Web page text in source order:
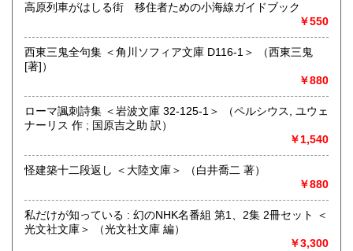
追分コロニーは「豊かな暮らし」をテーマにした「村の古本
屋」です。人が精神的に豊かな生活を送るための 様々な遊び
的「衣・食・住、アート、音楽、旅、 趣味、健康、文芸、経
済、社会、哲学、政治」 等の幅広いテーマを扱います。
「日本の古本屋」で販売している古本は、隣りの「文化磁場
油や」で一部展示販売も春～秋にしています、堀辰雄、立原
道造、加藤周一などのゆかりの土地柄です。信州にお越しの
沿線名：しなの鉄道
営業時間：12:00〜17:00
定休日：火・水曜日(夏季:毎日営業、冬季:天気次第)
高原列車がはしる街 移住者ための小海線ガイドブック
￥550
西東三鬼全句集 ＜角川ソフィア文庫 D116-1＞ （西東三鬼
[著]）
￥880
ローマ諷刺詩集 ＜岩波文庫 32-125-1＞ （ペルシウス, ユウェ
ナーリス 作 ; 国原吉之助 訳）
￥1,540
怪建築十二段返し ＜大陸文庫＞ （白井喬二 著）
￥880
私だけが知っている : 幻のNHK名番組 第1、2集 2冊セット ＜
光文社文庫＞ （光文社文庫 編）
￥3,300